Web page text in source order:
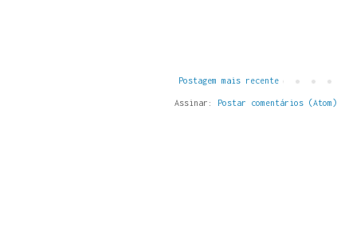
Postagem mais recente
Assinar: Postar comentários (Atom)